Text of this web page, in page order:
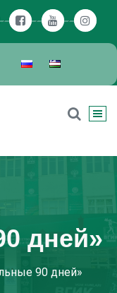
дней»
90 дней»